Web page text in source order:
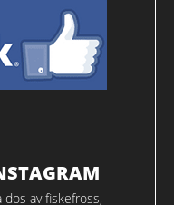
dos av fiskefross,